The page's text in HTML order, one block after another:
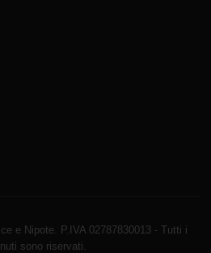
e Nipote. P.IVA 02787830013 - Tutti i
sono riservati.